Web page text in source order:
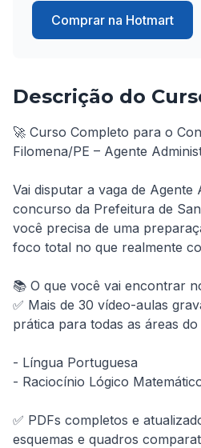
Comprar na Hotmart
Descrição do
🚀 Curso Completo para o
Filomena/PE – Agente
Vai disputar a vaga de Agente
concurso da Prefeitura de
você precisa de uma
foco total no que realmente
📚 O que você vai encontrar
✅ Mais de 30 vídeo-aulas
prática para todas as áreas do
- Língua Portuguesa
- Raciocínio Lógico
✅ PDFs completos e
esquemas e quadros